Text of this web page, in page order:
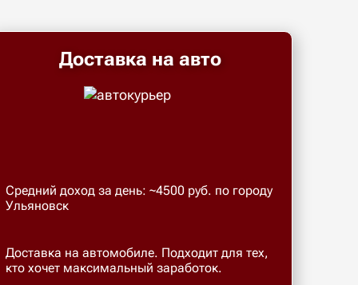
Доставка на авто
Средний доход за день: ~4500 руб. по городу
Ульяновск
Доставка на автомобиле. Подходит для тех,
кто хочет максимальный заработок.